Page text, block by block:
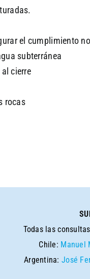
el cumplimiento
subterránea
cierre
rocas
Todas las
Chile: Manuel
Argentina:José